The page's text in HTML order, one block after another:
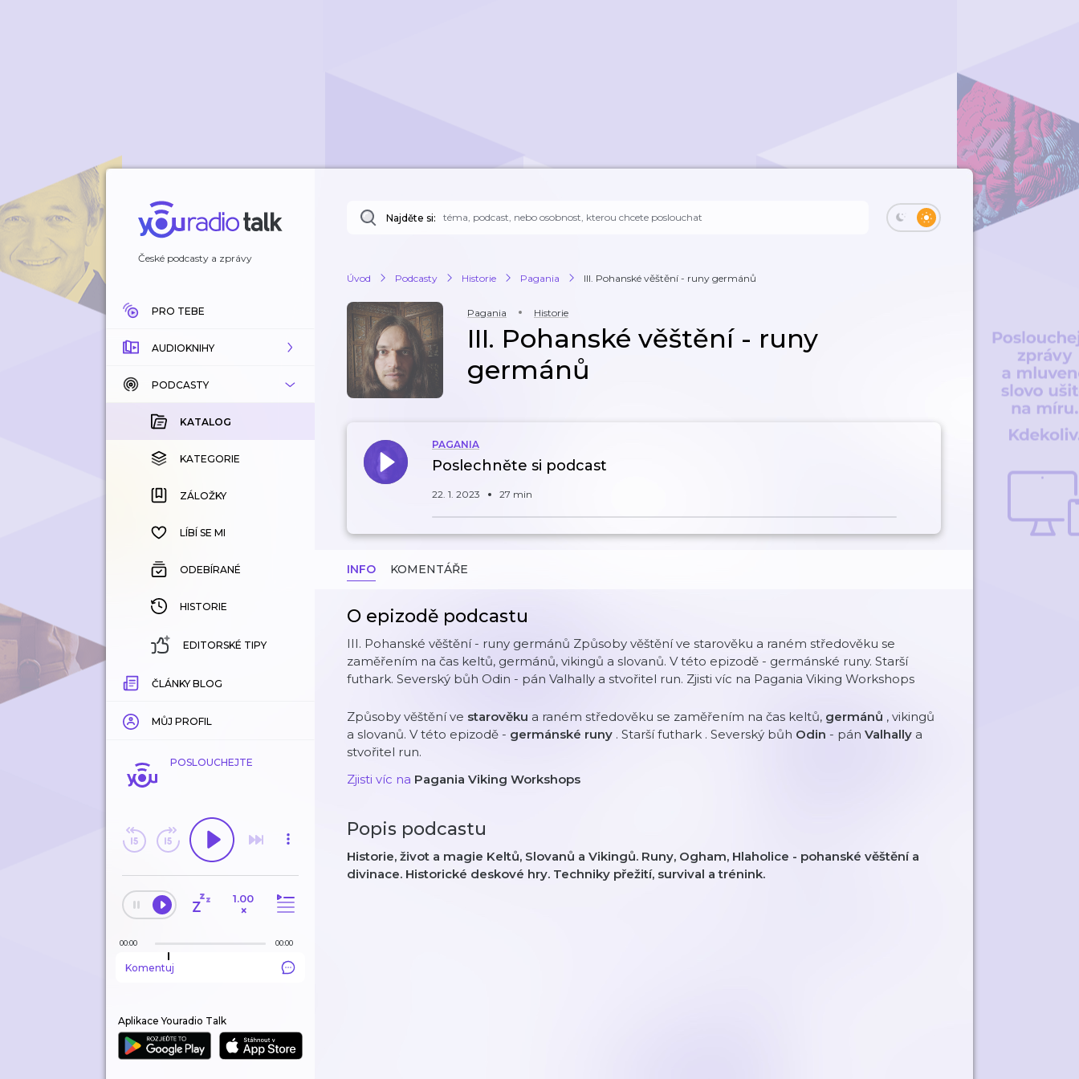
České podcasty a zprávy
PRO TEBE
AUDIOKNIHY
KATALOG
KOUPENÉ
KATEGORIE
ZÁLOŽKY
HISTORIE
PODCASTY
KATALOG
KATEGORIE
ZÁLOŽKY
LÍBÍ SE MI
ODEBÍRANÉ
HISTORIE
EDITORSKÉ TIPY
ČLÁNKY BLOG
MŮJ PROFIL
POSLOUCHEJTE
1.00
×
00:00 00:00
Komentuj
Aplikace Youradio Talk
Najděte si:
Úvod Podcasty Historie Pagania III. Pohanské věštění - runy germánů
Pagania Historie
III. Pohanské věštění - runy
germánů
PAGANIA
Poslechněte si podcast
22. 1. 2023 27 min
INFO KOMENTÁŘE
O epizodě podcastu
III. Pohanské věštění - runy germánů Způsoby věštění ve starověku a raném středověku se
zaměřením na čas keltů, germánů, vikingů a slovanů. V této epizodě - germánské runy. Starší
futhark. Severský bůh Odin - pán Valhally a stvořitel run. Zjisti víc na Pagania Viking Workshops
Způsoby věštění ve starověku a raném středověku se zaměřením na čas keltů, germánů , vikingů
a slovanů. V této epizodě - germánské runy . Starší futhark . Severský bůh Odin - pán Valhally a
stvořitel run.
Zjisti víc na Pagania Viking Workshops
Popis podcastu
Historie, život a magie Keltů, Slovanů a Vikingů. Runy, Ogham, Hlaholice - pohanské věštění a
divinace. Historické deskové hry. Techniky přežití, survival a trénink.